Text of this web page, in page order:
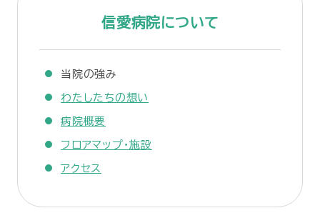
信愛病院について
当院の強み
わたしたちの想い
病院概要
フロアマップ・施設
アクセス